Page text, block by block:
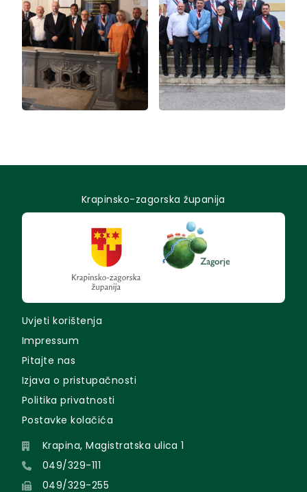
Krapinsko-zagorska županija
Uvjeti korištenja
Impressum
Pitajte nas
Izjava o pristupačnosti
Politika privatnosti
Postavke kolačića
Krapina, Magistratska ulica 1
049/329-111
049/329-255